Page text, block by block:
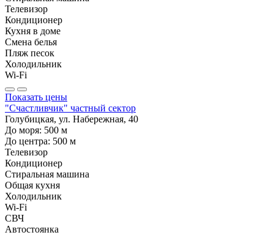
Телевизор
Кондиционер
Кухня в доме
Смена белья
Пляж песок
Холодильник
Wi-Fi
Показать цены
"Счастливчик" частный сектор
Голубицкая, ул. Набережная, 40
До моря: 500 м
До центра: 500 м
Телевизор
Кондиционер
Стиральная машина
Общая кухня
Холодильник
Wi-Fi
СВЧ
Автостоянка